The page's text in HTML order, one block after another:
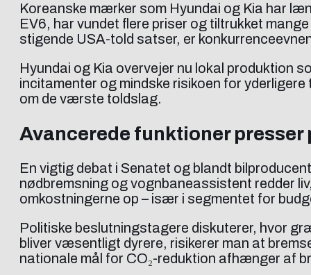
Koreanske mærker som Hyundai og Kia har
EV6, har vundet flere priser og tiltrukket
stigende USA-told satser, er
Hyundai og Kia overvejer nu lokal produktion
incitamenter og mindske risikoen for
om de værste toldslag.
Avancerede funktioner presser
En vigtig debat i Senatet og blandt
nødbremsning og vognbaneassistent redder
omkostningerne op – især i segmentet for
Politiske beslutningstagere diskuterer, hvor
bliver væsentligt dyrere, risikerer man at
nationale mål for CO₂-reduktion afhænger af